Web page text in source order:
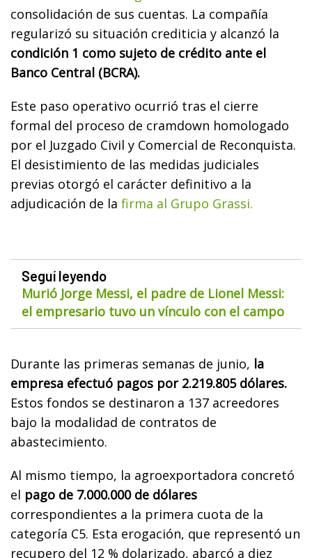
consolidación de sus cuentas. La compañía
regularizó su situación crediticia y alcanzó la
condición 1 como sujeto de crédito ante el
Banco Central (BCRA).
Este paso operativo ocurrió tras el cierre
formal del proceso de cramdown homologado
por el Juzgado Civil y Comercial de Reconquista.
El desistimiento de las medidas judiciales
previas otorgó el carácter definitivo a la
adjudicación de la firma al Grupo Grassi.
Seguí leyendo
Murió Jorge Messi, el padre de Lionel Messi:
el empresario tuvo un vínculo con el campo
Durante las primeras semanas de junio, la
empresa efectuó pagos por 2.219.805 dólares.
Estos fondos se destinaron a 137 acreedores
bajo la modalidad de contratos de
abastecimiento.
Al mismo tiempo, la agroexportadora concretó
el pago de 7.000.000 de dólares
correspondientes a la primera cuota de la
categoría C5. Esta erogación, que representó un
recupero del 12 % dolarizado, abarcó a diez